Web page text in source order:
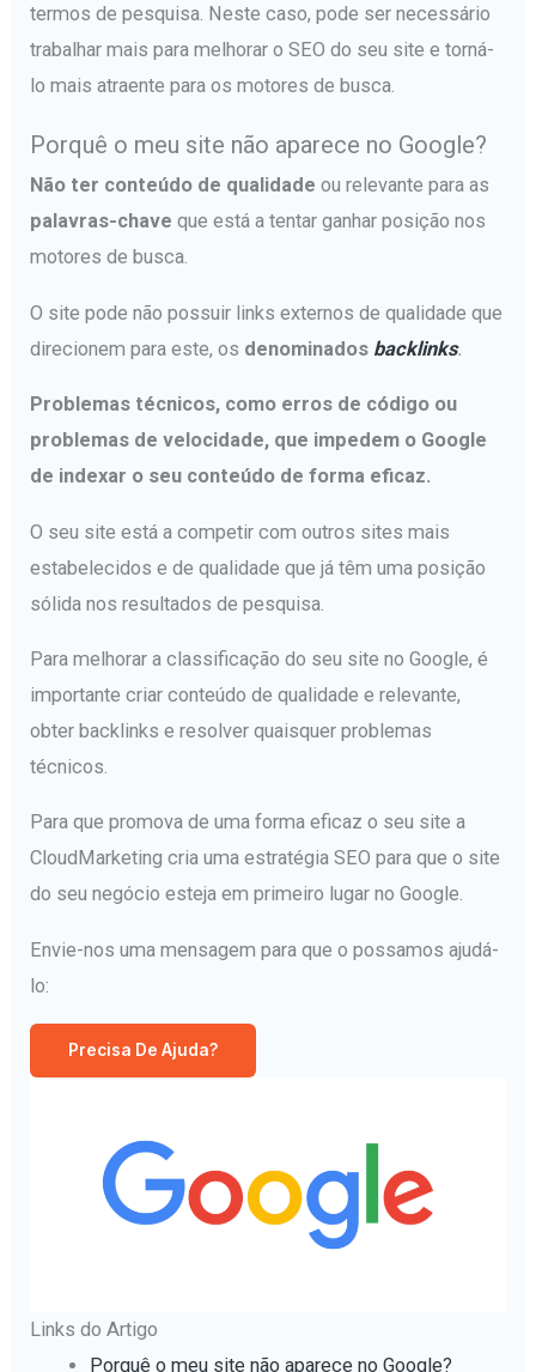
termos de pesquisa. Neste caso, pode ser necessário
trabalhar mais para melhorar o SEO do seu site e torná-
lo mais atraente para os motores de busca.
Porquê o meu site não aparece no Google?
Não ter conteúdo de qualidade ou relevante para as
palavras-chave que está a tentar ganhar posição nos
motores de busca.
O site pode não possuir links externos de qualidade que
direcionem para este, os denominados backlinks.
Problemas técnicos, como erros de código ou
problemas de velocidade, que impedem o Google
de indexar o seu conteúdo de forma eficaz.
O seu site está a competir com outros sites mais
estabelecidos e de qualidade que já têm uma posição
sólida nos resultados de pesquisa.
Para melhorar a classificação do seu site no Google, é
importante criar conteúdo de qualidade e relevante,
obter backlinks e resolver quaisquer problemas
técnicos.
Para que promova de uma forma eficaz o seu site a
CloudMarketing cria uma estratégia SEO para que o site
do seu negócio esteja em primeiro lugar no Google.
Envie-nos uma mensagem para que o possamos ajudá-
lo:
Precisa De Ajuda?
Links do Artigo
Porquê o meu site não aparece no Google?